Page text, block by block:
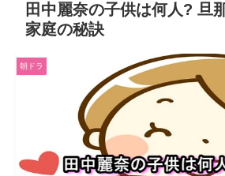
田中麗奈の子供は何人? 旦
家庭の秘訣
朝ドラ